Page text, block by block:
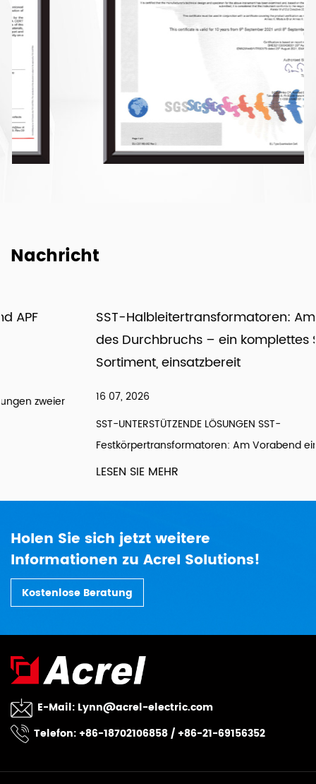
Nachricht
SST-Halbleitertransformatoren: Am Vorabend
des Durchbruchs – ein komplettes Support-
Sortiment, einsatzbereit
16 07, 2026
SST-UNTERSTÜTZENDE LÖSUNGEN SST-
Festkörpertransformatoren: Am Vorabend eines Durc...
Holen Sie sich jetzt weitere
Informationen zu Acrel Solutions!
Kostenlose Beratung
E-Mail: Lynn@acrel-electric.com
Telefon: +86-18702106858 / +86-21-69156352